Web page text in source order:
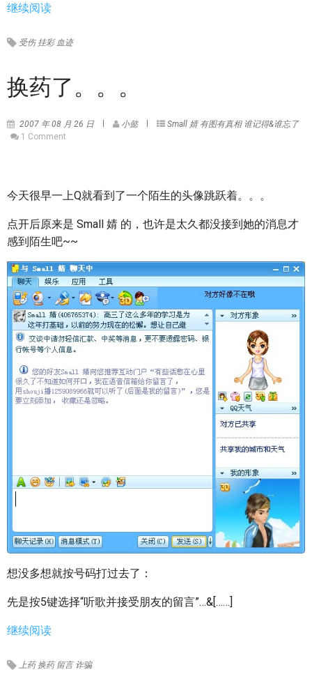
继续阅读
受伤 挂彩 血迹
换药了。。。
2007 年 08 月 26 日 小懿 Small 婧 有图有真相 谁记得&谁忘了
1 Comment
今天很早一上Q就看到了一个陌生的头像跳跃着。。。
点开后原来是 Small 婧 的，也许是太久都没接到她的消息才
感到陌生吧~~
想没多想就按号码打过去了：
先是按5键选择“听歌并接受朋友的留言”…&[……]
继续阅读
上药 换药 留言 诈骗